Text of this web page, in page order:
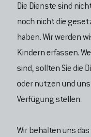
Die Dienste sind
noch nicht die
haben. Wir werden
Kindern erfassen.
sind, sollten Sie die
oder nutzen und
Verfügung stellen.
Wir behalten uns